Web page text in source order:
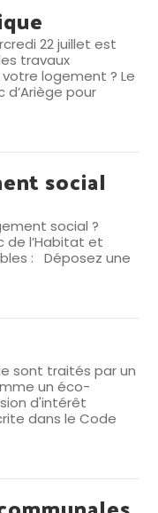
22 juillet est
travaux
logement ? Le
pour
social
social ?
de l’Habitat et
: Déposez une
sont traités par un
un éco-
d'intérêt
dans le Code